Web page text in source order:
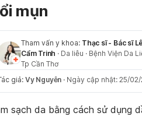
mụn
Tham vấn y khoa: Thạc sĩ - Bác sĩ
Cẩm Trinh · Da liễu · Bệnh Viện Da
Tp Cần Thơ
giả: Vy Nguyễn · Ngày cập nhật: 25/
sạch da bằng cách sử dụng